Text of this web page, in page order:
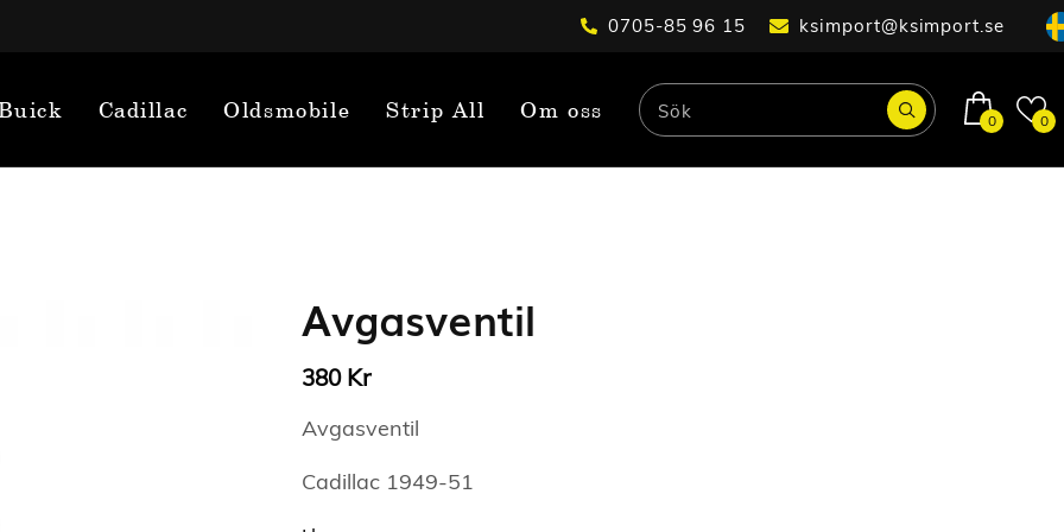
0705-85 96 15 ksimport@ksimport.se
Cadillac Oldsmobile Strip All Om oss 0 0
Avgasventil
380 Kr
Avgasventil
Cadillac 1949-51